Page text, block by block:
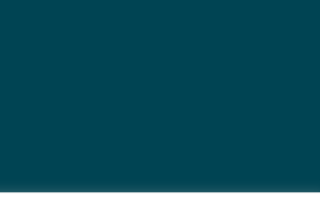
nosso tráfego. Ao clicar em